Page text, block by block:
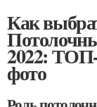
Как
2022:
фото